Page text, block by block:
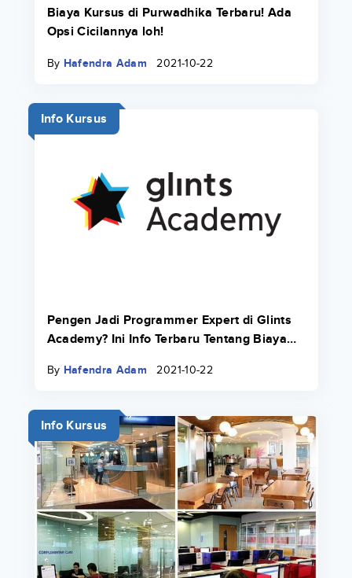
Biaya Kursus di Purwadhika Terbaru! Ada
Opsi Cicilannya loh!
By Hafendra Adam 2021-10-22
Info Kursus
Pengen Jadi Programmer Expert di Glints
Academy? Ini Info Terbaru Tentang Biaya
By Hafendra Adam 2021-10-22
Info Kursus